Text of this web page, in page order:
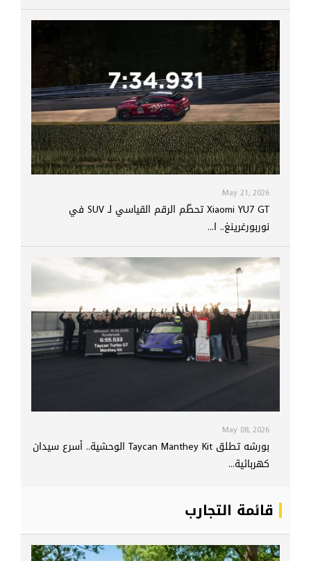
May 21, 2026
Xiaomi YU7 GT تحطّم الرقم القياسي لـ SUV في
نوربورغرينغ.. ا...
May 08, 2026
بورشه تطلق Taycan Manthey Kit الوحشية.. أسرع سيدان
كهربائية...
قائمة التجارب